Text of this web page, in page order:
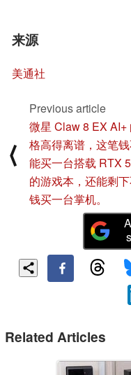
来源
美通社
⟨
Previous article
微星 Claw 8 EX AI+
格高得离谱，这笔
能买一台搭载 RTX
的游戏本，还能剩
钱买一台掌机。
Related Articles